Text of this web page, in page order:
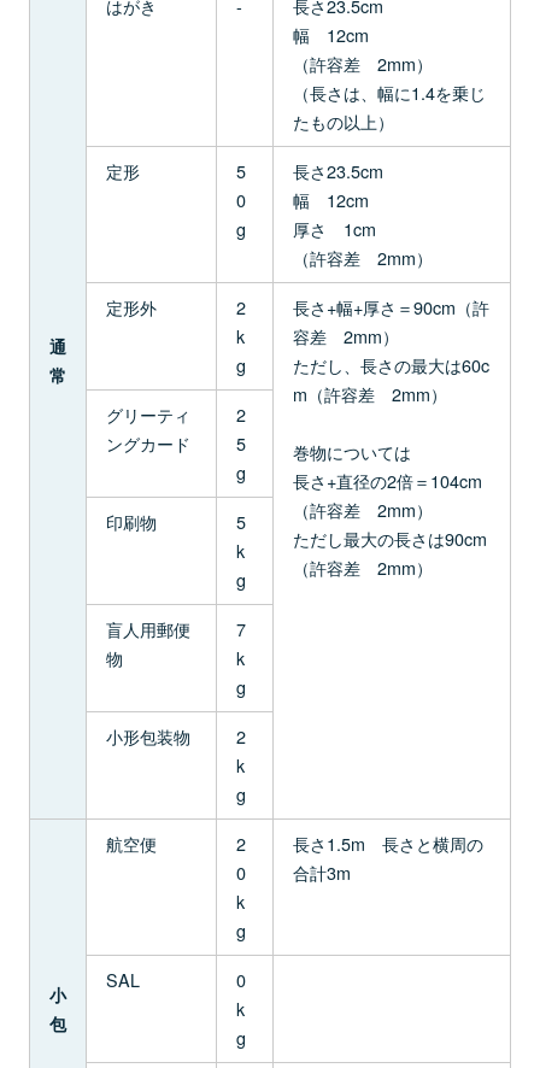
通
常
はがき -
長さ23.5cm
幅 12cm
（許容差 2mm）
（長さは、幅に1.4を乗じ
たもの以上）
定形
5
0
g
長さ23.5cm
幅 12cm
厚さ 1cm
（許容差 2mm）
定形外
2
k
g
長さ+幅+厚さ＝90cm（許
容差 2mm）
ただし、長さの最大は60c
m（許容差 2mm）
巻物については
長さ+直径の2倍＝104cm
（許容差 2mm）
ただし最大の長さは90cm
（許容差 2mm）
グリーティ
ングカード
2
5
g
印刷物
5
k
g
盲人用郵便
物
7
k
g
小形包装物
2
k
g
小
包
航空便
2
0
k
g
長さ1.5m 長さと横周の
合計3m
SAL
0
k
g